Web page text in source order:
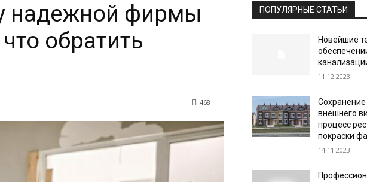
надежной фирмы
обратить
468
ПОПУЛЯРНЫЕ СТАТЬИ
Новейшие
11.12.2023
внешнего
процесс
покраски
14.11.2023